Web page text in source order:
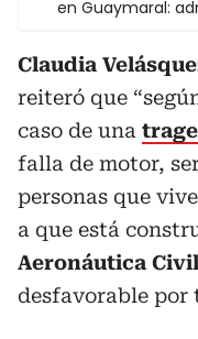
en Guaymaral:
Claudia
reiteró que
caso de una
falla de motor,
personas que
a que está
Aeronáutica Civil
desfavorable por